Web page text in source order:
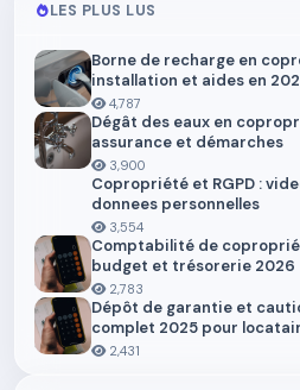
LES PLUS LUS
Borne de recharge en
installation et aides en
4,787
Dégât des eaux en
assurance et démarches
3,900
Copropriété et RGPD :
donnees personnelles
3,554
Comptabilité de
budget et trésorerie 2026
2,783
Dépôt de garantie et
complet 2025 pour
2,431